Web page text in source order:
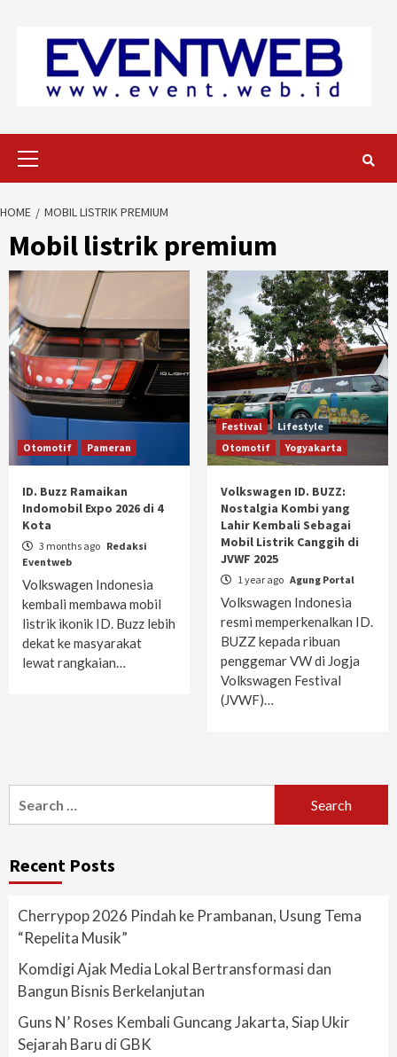
HOME MOBIL LISTRIK PREMIUM
Mobil listrik premium
Otomotif Pameran
ID. Buzz Ramaikan
Indomobil Expo 2026 di 4
Kota
3 months ago Redaksi
Eventweb
Volkswagen Indonesia
kembali membawa mobil
listrik ikonik ID. Buzz lebih
dekat ke masyarakat
lewat rangkaian…
Festival
Lifestyle
Otomotif
Yogyakarta
Volkswagen ID. BUZZ:
Nostalgia Kombi yang
Lahir Kembali Sebagai
Mobil Listrik Canggih di
JVWF 2025
1 year ago Agung Portal
Volkswagen Indonesia
resmi memperkenalkan ID.
BUZZ kepada ribuan
penggemar VW di Jogja
Volkswagen Festival
(JVWF)…
for:
Recent Posts
Cherrypop 2026 Pindah ke Prambanan, Usung Tema
“Repelita Musik”
Komdigi Ajak Media Lokal Bertransformasi dan
Bangun Bisnis Berkelanjutan
Guns N’ Roses Kembali Guncang Jakarta, Siap Ukir
Sejarah Baru di GBK